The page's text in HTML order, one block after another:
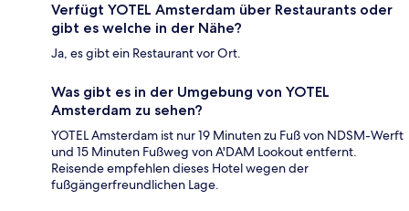
Verfügt YOTEL Amsterdam über Restaurants oder
gibt es welche in der Nähe?
Ja, es gibt ein Restaurant vor Ort.
Was gibt es in der Umgebung von YOTEL
Amsterdam zu sehen?
YOTEL Amsterdam ist nur 19 Minuten zu Fuß von NDSM-Werft
und 15 Minuten Fußweg von A'DAM Lookout entfernt.
Reisende empfehlen dieses Hotel wegen der
fußgängerfreundlichen Lage.